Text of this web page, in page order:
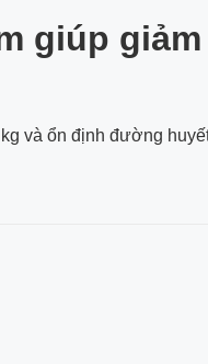
giúp giảm
và ổn định đường